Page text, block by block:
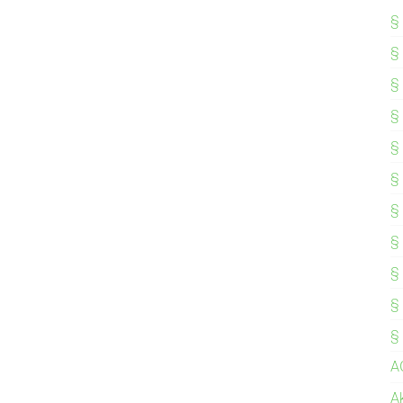
§
§
§
§
§
§
§
§
§
§
§